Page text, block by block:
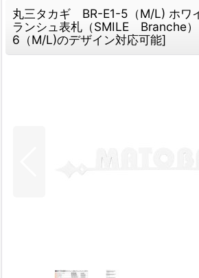
丸三タカギ BR-E1-5（M/L) ホワ
ランシュ表札（SMILE Branche）
6（M/L)のデザイン対応可能]